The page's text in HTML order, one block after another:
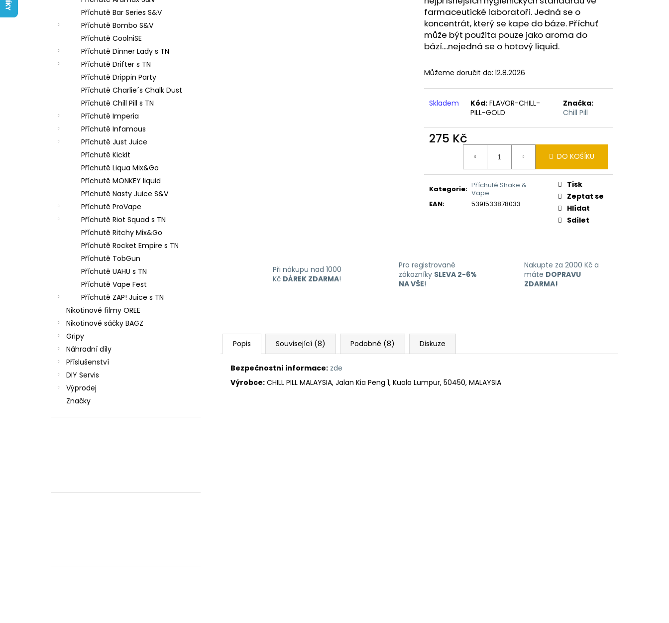
Příchutě Bar Series S&V
Příchutě Bombo S&V
Příchutě CoolniSE
Příchutě Dinner Lady s TN
Příchutě Drifter s TN
Příchutě Drippin Party
Příchutě Charlie´s Chalk Dust
Příchutě Chill Pill s TN
Příchutě Imperia
Příchutě Infamous
Příchutě Just Juice
Příchutě KickIt
Příchutě Liqua Mix&Go
Příchutě MONKEY liquid
Příchutě Nasty Juice S&V
Příchutě ProVape
Příchutě Riot Squad s TN
Příchutě Ritchy Mix&Go
Příchutě Rocket Empire s TN
Příchutě TobGun
Příchutě UAHU s TN
Příchutě Vape Fest
Příchutě ZAP! Juice s TN
Nikotinové filmy OREE
Nikotinové sáčky BAGZ
Gripy
Náhradní díly
Příslušenství
DIY Servis
Výprodej
Značky
farmaceutické laboratoři. Jedná se o
koncentrát, který se kape do báze. Příchuť
může být použita pouze jako aroma do
bází....nejedná se o hotový liquid.
Můžeme doručit do: 12.8.2026
Skladem Kód: FLAVOR-CHILL-
PILL-GOLD
Značka:
Chill Pill
275 Kč
DO KOŠÍKU
Kategorie: Příchutě Shake &
Vape
EAN: 5391533878033
Tisk
Zeptat se
Hlídat
Sdílet
Při nákupu nad 1000
Kč DÁREK ZDARMA!
Pro registrované
zákazníky SLEVA 2-6%
NA VŠE!
Nakupte za 2000 Kč a
máte DOPRAVU
ZDARMA!
Popis Související (8) Podobné (8) Diskuze
Bezpečnostní informace: zde
Výrobce: CHILL PILL MALAYSIA, Jalan Kia Peng 1, Kuala Lumpur, 50450, MALAYSIA
LIQUID ARAMAX 4PACK CIGAR
TOBACCO 4X10ML-18MG
558 Kč
LIQUID LIQUA AMERICAN BLEND 10ML-
6MG (AMERICKÝ MÍCHANÝ TABÁK)